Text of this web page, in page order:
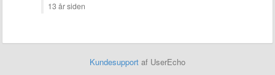
13 år siden
Kundesupport af UserEcho